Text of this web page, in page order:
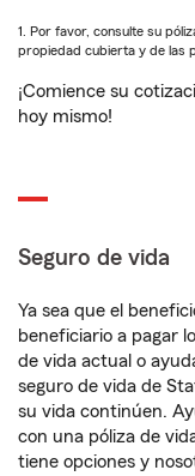
1. Por favor, consulte su
propiedad cubierta y de las
¡Comience su
hoy mismo!
Seguro de vida
Ya sea que el
beneficiario a pagar
de vida actual o
seguro de vida de
su vida continúen.
con una póliza de
tiene opciones y